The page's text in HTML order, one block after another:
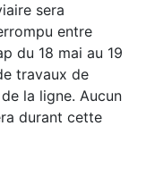
sera
entre
du 18 mai au 19
travaux de
la ligne. Aucun
durant cette